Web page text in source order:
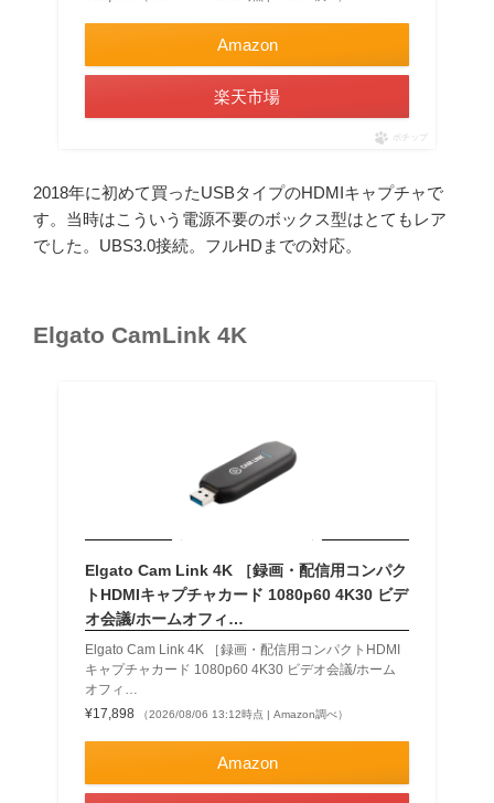
Amazon
楽天市場
ポチップ
2018年に初めて買ったUSBタイプのHDMIキャプチャで
す。当時はこういう電源不要のボックス型はとてもレア
でした。UBS3.0接続。フルHDまでの対応。
Elgato CamLink 4K
Elgato Cam Link 4K ［録画・配信用コンパク
トHDMIキャプチャカード 1080p60 4K30 ビデ
オ会議/ホームオフィ…
Elgato Cam Link 4K ［録画・配信用コンパクトHDMI
キャプチャカード 1080p60 4K30 ビデオ会議/ホーム
オフィ…
¥17,898
（2026/08/06 13:12時点 | Amazon調べ）
Amazon